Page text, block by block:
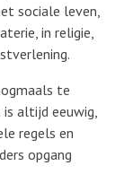
sociale leven,
in religie,
te
altijd eeuwig,
regels en
opgang